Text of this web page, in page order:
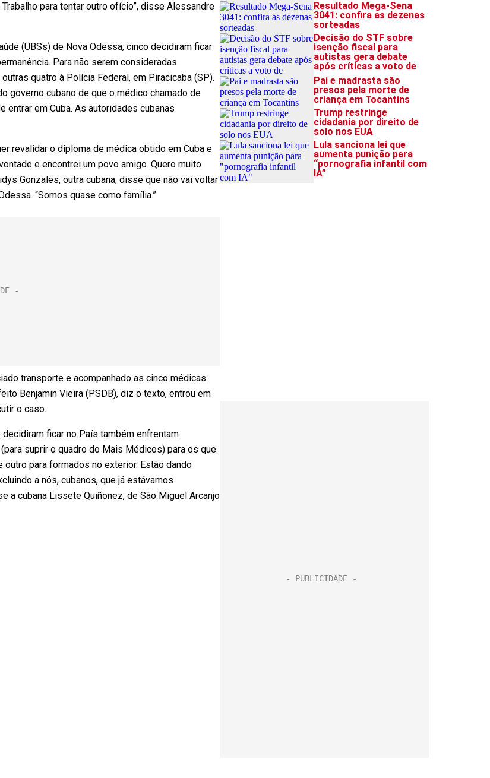
para tentar outro ofício”, disse Alessandre
(UBSs) de Nova Odessa, cinco decidiram ficar
Para não serem consideradas
quatro à Polícia Federal, em Piracicaba (SP).
governo cubano de que o médico chamado de
entrar em Cuba. As autoridades cubanas
revalidar o diploma de médica obtido em Cuba e
e encontrei um povo amigo. Quero muito
Gonzales, outra cubana, disse que não vai voltar
“Somos quase como família.”
transporte e acompanhado as cinco médicas
Benjamin Vieira (PSDB), diz o texto, entrou em
o caso.
ficar no País também enfrentam
suprir o quadro do Mais Médicos) para os que
para formados no exterior. Estão dando
a nós, cubanos, que já estávamos
a cubana Lissete Quiñonez, de São Miguel Arcanjo